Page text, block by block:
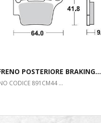
POSTERIORE BRAKING...
CODICE 891CM44 ...